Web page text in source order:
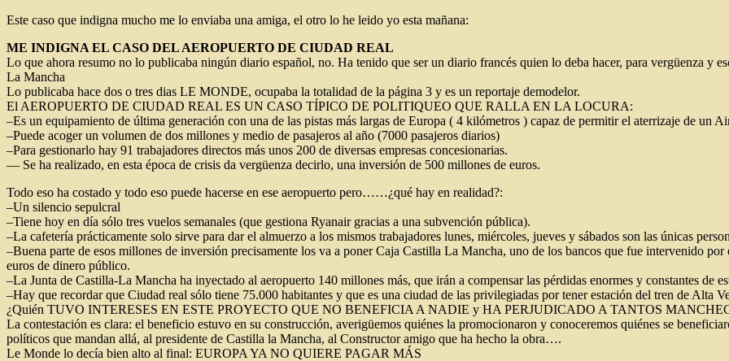
Este caso que indigna mucho me lo enviaba una amiga, el otro lo he leido yo esta mañana:
ME INDIGNA EL CASO DEL AEROPUERTO DE CIUDAD REAL
Lo que ahora resumo no lo publicaba ningún diario español, no. Ha tenido que ser un diario francés quien lo deba hacer, para vergüenza y
La Mancha
Lo publicaba hace dos o tres dias LE MONDE, ocupaba la totalidad de la página 3 y es un reportaje demodelor.
El AEROPUERTO DE CIUDAD REAL ES UN CASO TÍPICO DE POLITIQUEO QUE RALLA EN LA LOCURA:
–Es un equipamiento de última generación con una de las pistas más largas de Europa ( 4 kilómetros ) capaz de permitir el aterrizaje de
–Puede acoger un volumen de dos millones y medio de pasajeros al año (7000 pasajeros diarios)
–Para gestionarlo hay 91 trabajadores directos más unos 200 de diversas empresas concesionarias.
— Se ha realizado, en esta época de crisis da vergüenza decirlo, una inversión de 500 millones de euros.
Todo eso ha costado y todo eso puede hacerse en ese aeropuerto pero……¿qué hay en realidad?:
–Un silencio sepulcral
–Tiene hoy en día sólo tres vuelos semanales (que gestiona Ryanair gracias a una subvención pública).
–La cafetería prácticamente solo sirve para dar el almuerzo a los mismos trabajadores lunes, miércoles, jueves y sábados son las únicas
–Buena parte de esos millones de inversión precisamente los va a poner Caja Castilla La Mancha, uno de los bancos que fue intervenido
euros de dinero público.
–La Junta de Castilla-La Mancha ha inyectado al aeropuerto 140 millones más, que irán a compensar las pérdidas enormes y constantes de
–Hay que recordar que Ciudad real sólo tiene 75.000 habitantes y que es una ciudad de las privilegiadas por tener estación del tren de Alta
¿Quién TUVO INTERESES EN ESTE PROYECTO QUE NO BENEFICIA A NADIE y HA PERJUDICADO A TANTOS
La contestación es clara: el beneficio estuvo en su construcción, averigüemos quiénes la promocionaron y conoceremos quiénes se
políticos que mandan allá, al presidente de Castilla la Mancha, al Constructor amigo que ha hecho la obra….
Le Monde lo decía bien alto al final: EUROPA YA NO QUIERE PAGAR MÁS